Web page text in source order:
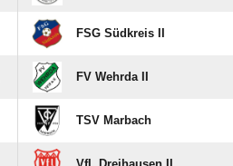
FSG Südkreis II
FV Wehrda II
TSV Marbach